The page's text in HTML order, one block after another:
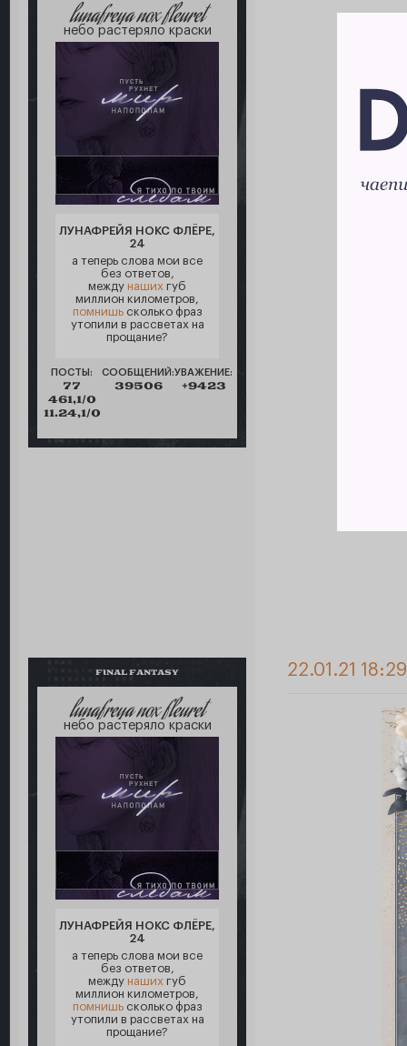
lunafreya nox fleuret
небо растеряло краски
ЛУНАФРЕЙЯ НОКС ФЛЁРЕ,
24
а теперь слова мои все
без ответов,
между наших губ
миллион километров,
помнишьсколько фраз
утопили в рассветах на
прощание?
ПОСТЫ:
77
461,1/0
11.24,1/0
СООБЩЕНИЙ:
39506
УВАЖЕНИЕ:
+9423
FINAL FANTASY
lunafreya nox fleuret
небо растеряло краски
ЛУНАФРЕЙЯ НОКС ФЛЁРЕ,
24
а теперь слова мои все
без ответов,
между наших губ
миллион километров,
помнишьсколько фраз
утопили в рассветах на
прощание?
22.01.21